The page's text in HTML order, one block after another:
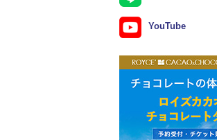
YouTube